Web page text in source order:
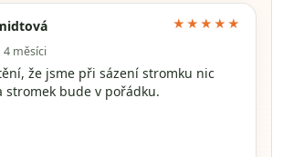
4 měsíci
★★★★★
že jsme při sázení stromku nic
stromek bude v pořádku.